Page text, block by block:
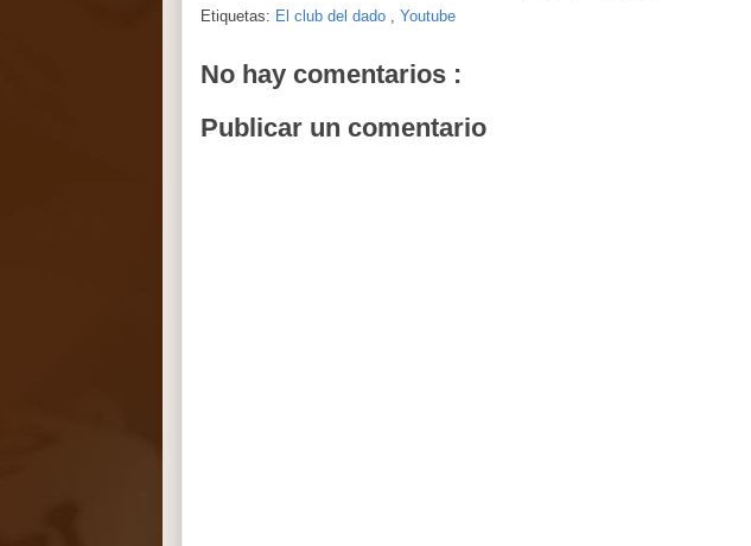
Etiquetas: El club del dado Youtube
No hay comentarios :
Publicar un comentario